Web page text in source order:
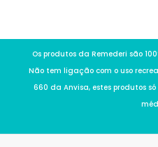
Os produtos da Remederi são
Não tem ligação com o uso
660 da Anvisa, estes produtos